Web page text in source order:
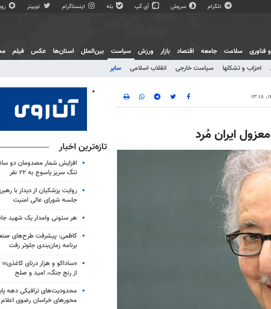
تلگرام سروش آی گپ بله اینستاگرام توییتر
فناوری سلامت جامعه اقتصاد بازار ورزش
سیاست
احزاب و تشکلها سیاست خارجی انقلاب اسلامی سایر
بین‌الملل استان‌ها عکس فیلم
ایران مُرد
تازه‌ترین اخبار
افزایش شمار مصدومان دو
تنگ سریز یاسوج به ۲۲ نفر
روایت پزشکیان از دیدار با
جلسه شورای عالی امنیت
هر ستونی وامدار یک شهید
کاظمی: پیشرفت طرح‌های
برنامه زمان‌بندی جلوتر رفت
«ساداکو و هزار درنای
از رنج جنگ، امید و صلح
محدودیت‌های ترافیکی دهه
محورهای خراسان رضوی